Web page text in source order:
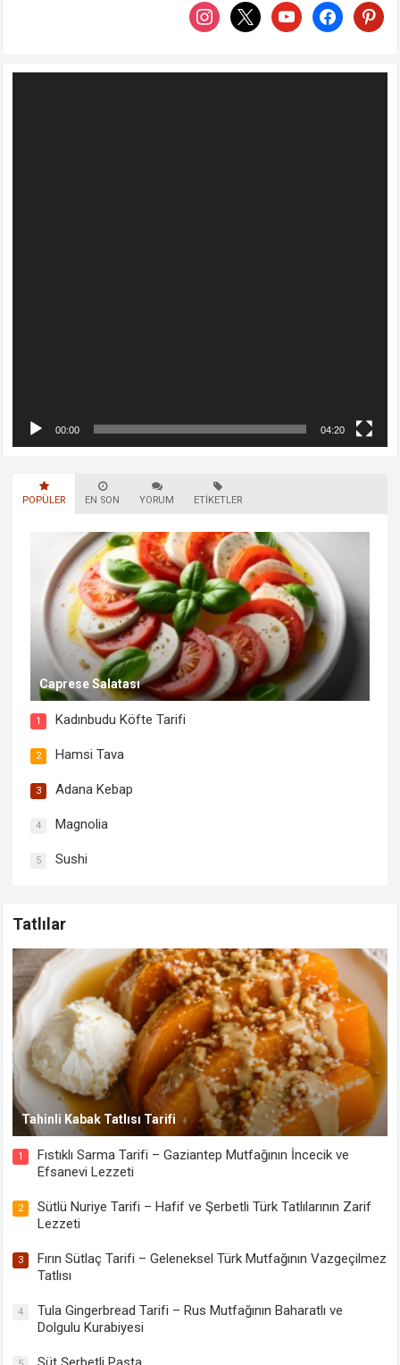
instagram
x youtubefacebook
00:00 04:20
POPÜLER EN SON YORUM ETIKETLER
Caprese Salatası
1 Kadınbudu Köfte Tarifi
2 Hamsi Tava
3 Adana Kebap
4 Magnolia
5 Sushi
Tatlılar
Tahinli Kabak Tatlısı Tarifi
1
Fıstıklı Sarma Tarifi – Gaziantep Mutfağının İncecik ve
Efsanevi Lezzeti
2
Sütlü Nuriye Tarifi – Hafif ve Şerbetli Türk Tatlılarının Zarif
Lezzeti
3
Fırın Sütlaç Tarifi – Geleneksel Türk Mutfağının Vazgeçilmez
Tatlısı
4
Tula Gingerbread Tarifi – Rus Mutfağının Baharatlı ve
Dolgulu Kurabiyesi